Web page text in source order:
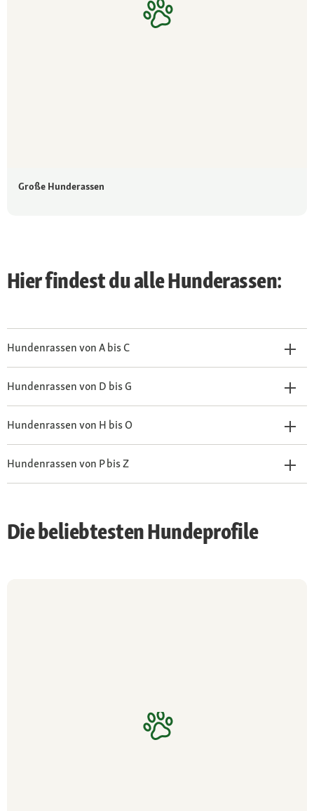
Große Hunderassen
Hier findest du alle Hunderassen:
Hundenrassen von A bis C
Hundenrassen von D bis G
Hundenrassen von H bis O
Hundenrassen von P bis Z
Die beliebtesten Hundeprofile